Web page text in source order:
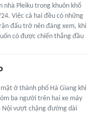
nhà Pleiku trong khuôn khổ
Việc cả hai đều có những
đấu trở nên đáng xem, khi
có được chiến thắng đầu
ở thành phố Hà Giang khi
ba người trên hai xe máy
Nội vượt chặng đường dài